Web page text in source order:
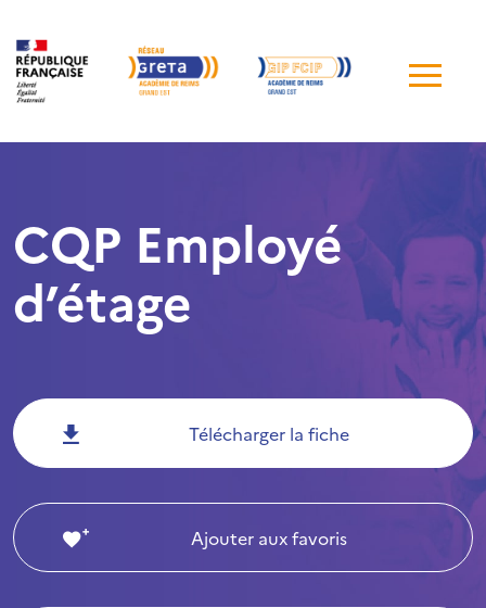
de
CQP Employé
d’étage
Télécharger la fiche
Ajouter aux favoris